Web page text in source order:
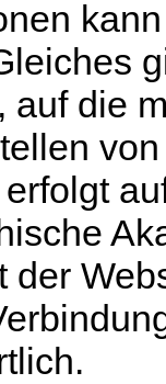
auf die
der